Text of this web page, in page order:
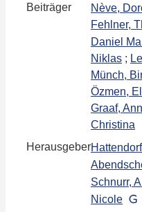
Beiträger
Nève,
Fehlner,
Daniel
Niklas ;
Münch,
Özmen,
Graaf,
Christina
Herausgeber
Schnurr,
Nicole